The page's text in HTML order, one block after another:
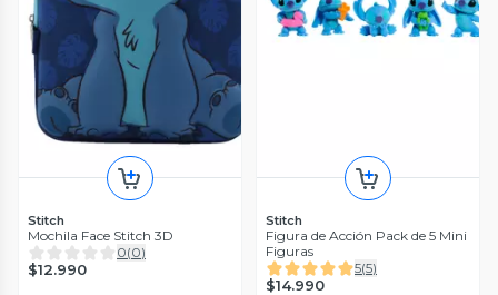
Stitch
Mochila Face Stitch 3D
0(0)
$12.990
Stitch
Figura de Acción Pack de 5 Mini
Figuras
5(5)
$14.990